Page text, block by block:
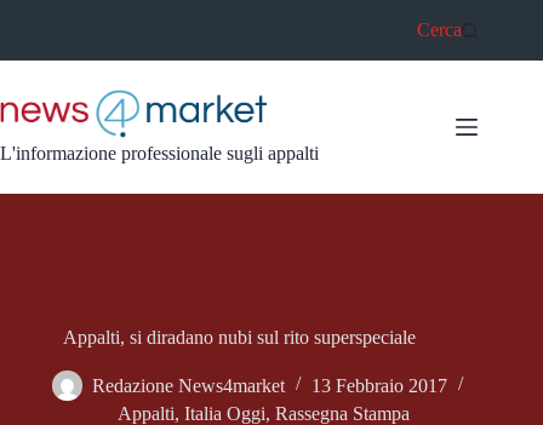
Cerca
L'informazione professionale sugli appalti
Appalti, si diradano nubi sul rito superspeciale
Redazione News4market
13 Febbraio 2017
Appalti, Italia Oggi, Rassegna Stampa